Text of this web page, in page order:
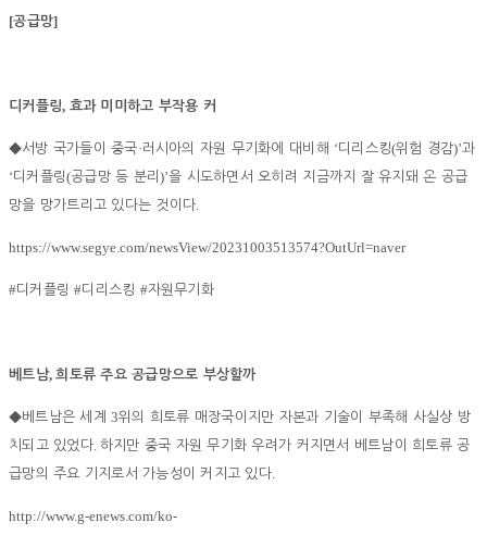
[공급망]
디커플링, 효과 미미하고 부작용 커
◆서방 국가들이 중국·러시아의 자원 무기화에 대비해 ‘디리스킹(위험 경감)’과
‘디커플링(공급망 등 분리)’을 시도하면서 오히려 지금까지 잘 유지돼 온 공급
망을 망가트리고 있다는 것이다.
https://www.segye.com/newsView/20231003513574?OutUrl=naver
#디커플링#디리스킹 #자원무기화
베트남,희토류 주요 공급망으로 부상할까
◆베트남은 세계3위의 희토류 매장국이지만 자본과 기술이 부족해 사실상 방
치되고 있었다. 하지만 중국 자원 무기화 우려가 커지면서 베트남이 희토류 공
급망의 주요 기지로서 가능성이 커지고 있다.
http://www.g-enews.com/ko-